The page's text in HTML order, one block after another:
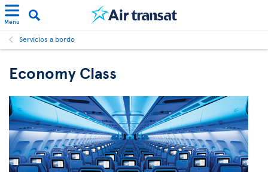
Menu
Servicios a bordo
Economy Class